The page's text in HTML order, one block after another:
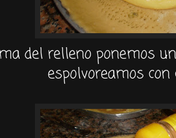
del relleno ponemos
espolvoreamos